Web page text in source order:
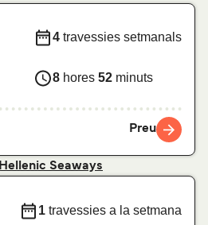
4 travessies setmanals
8 hores 52 minuts
Preu
Hellenic Seaways
1 travessies a la setmana